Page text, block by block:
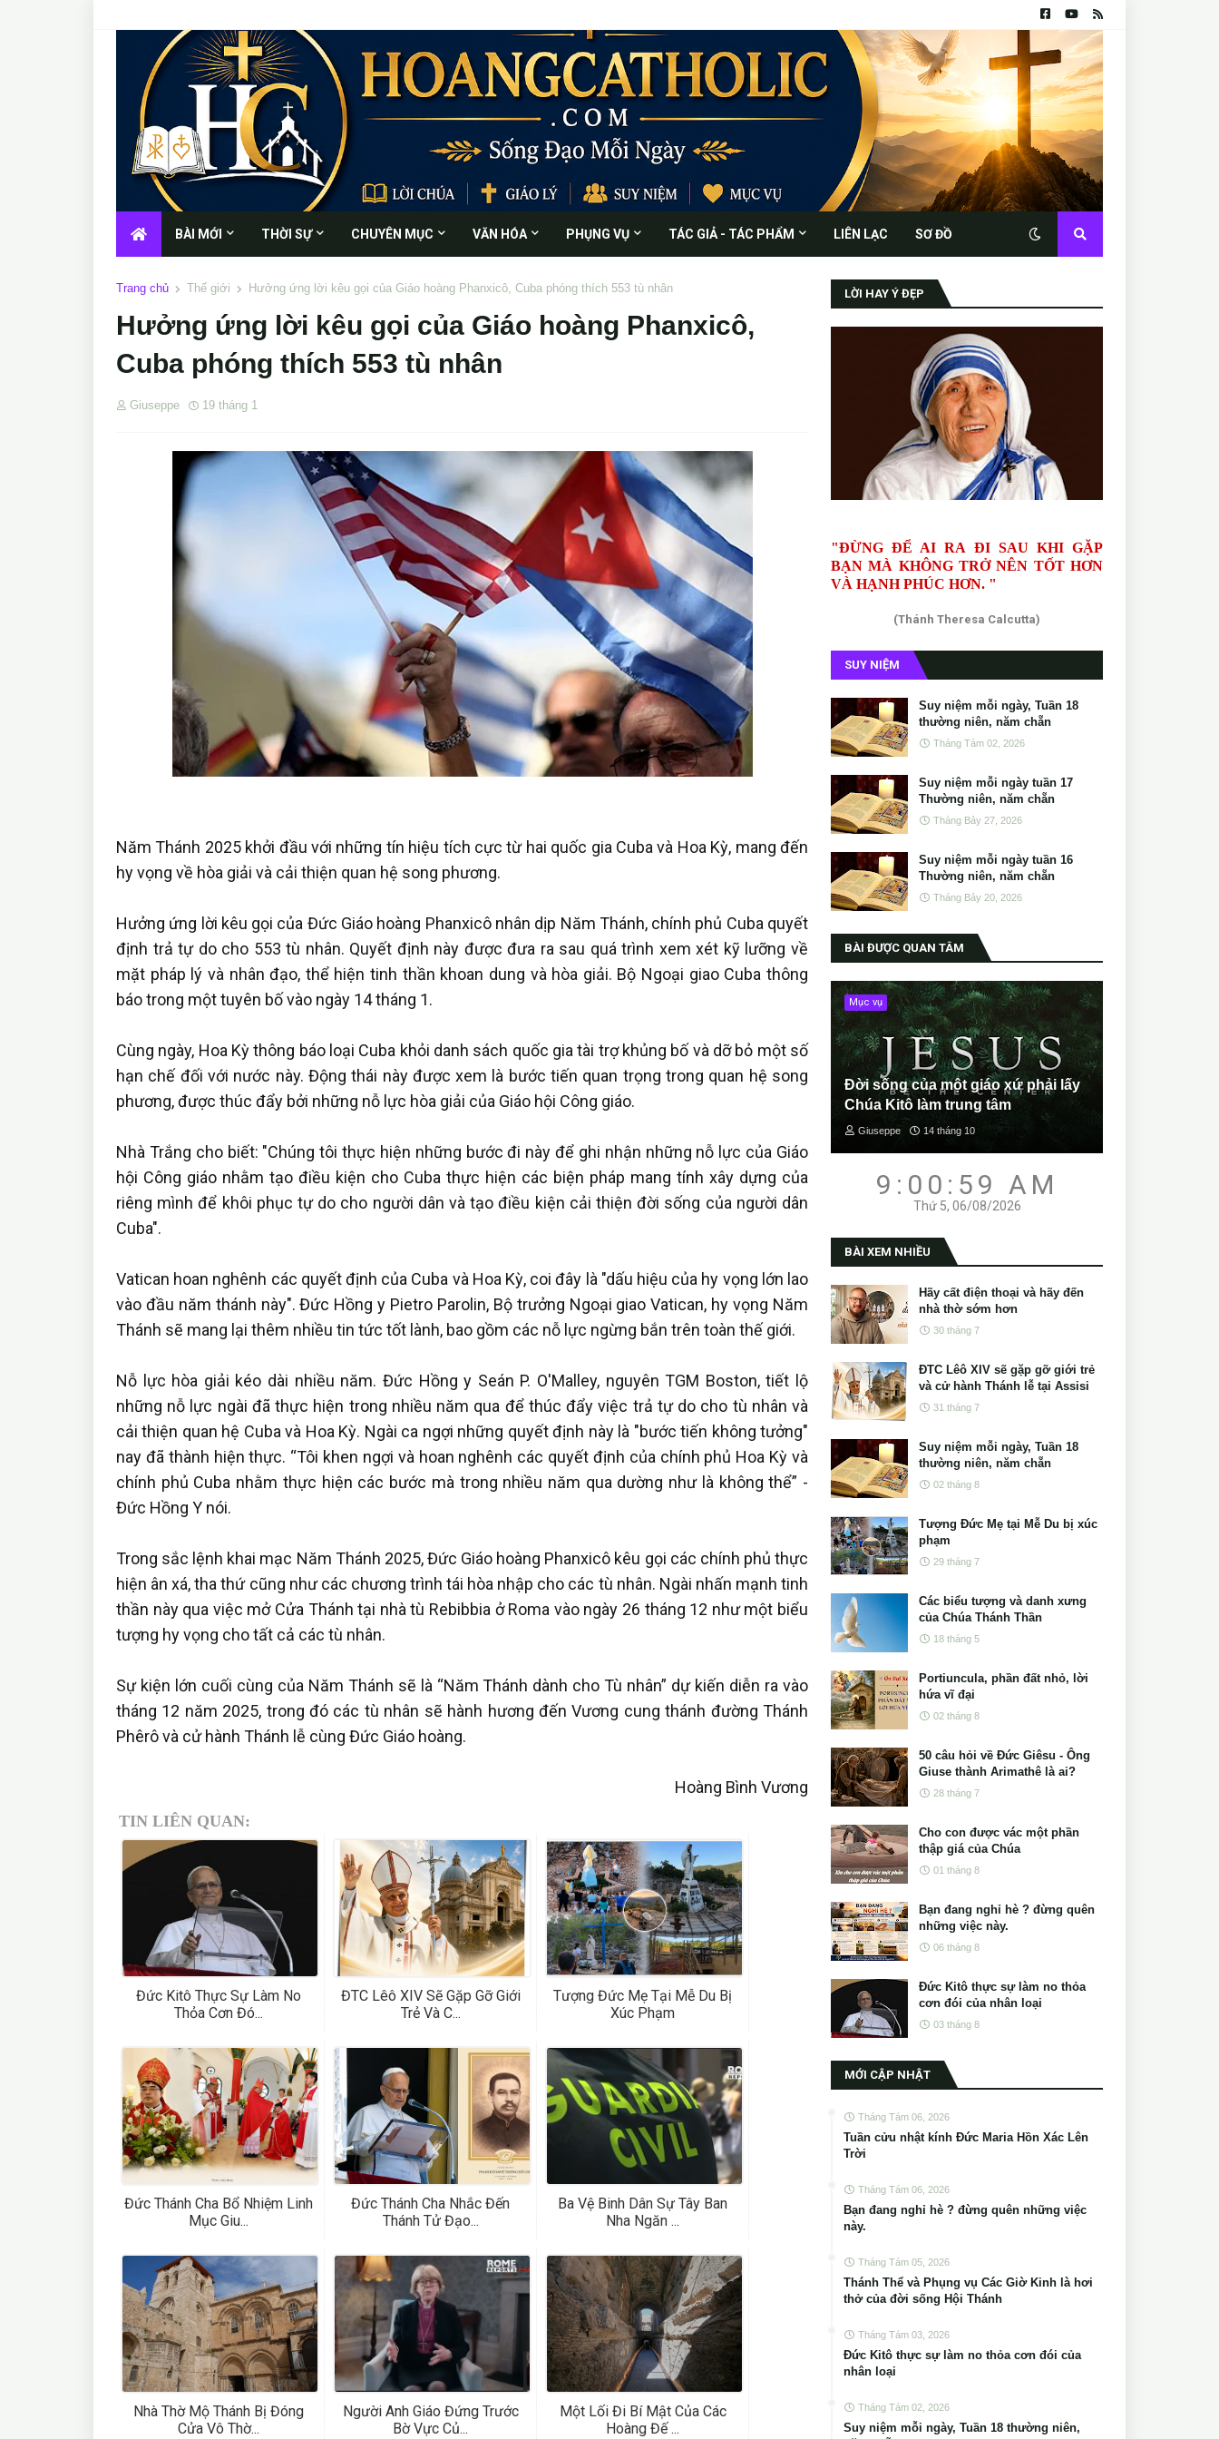
BÀI MỚI THỜI SỰ CHUYÊN MỤC VĂN HÓA PHỤNG VỤ TÁC GIẢ - TÁC PHẨM LIÊN LẠC SƠ ĐỒ
Trang chủ Thế giới Hưởng ứng lời kêu gọi của Giáo hoàng Phanxicô, Cuba phóng thích 553 tù nhân
Hưởng ứng lời kêu gọi của Giáo hoàng Phanxicô,
Cuba phóng thích 553 tù nhân
Giuseppe 19 tháng 1
Năm Thánh 2025 khởi đầu với những tín hiệu tích cực từ hai quốc gia Cuba và Hoa Kỳ, mang đến
hy vọng về hòa giải và cải thiện quan hệ song phương.
Hưởng ứng lời kêu gọi của Đức Giáo hoàng Phanxicô nhân dịp Năm Thánh, chính phủ Cuba quyết
định trả tự do cho 553 tù nhân. Quyết định này được đưa ra sau quá trình xem xét kỹ lưỡng về
mặt pháp lý và nhân đạo, thể hiện tinh thần khoan dung và hòa giải. Bộ Ngoại giao Cuba thông
báo trong một tuyên bố vào ngày 14 tháng 1.
Cùng ngày, Hoa Kỳ thông báo loại Cuba khỏi danh sách quốc gia tài trợ khủng bố và dỡ bỏ một số
hạn chế đối với nước này. Động thái này được xem là bước tiến quan trọng trong quan hệ song
phương, được thúc đẩy bởi những nỗ lực hòa giải của Giáo hội Công giáo.
Nhà Trắng cho biết: "Chúng tôi thực hiện những bước đi này để ghi nhận những nỗ lực của Giáo
hội Công giáo nhằm tạo điều kiện cho Cuba thực hiện các biện pháp mang tính xây dựng của
riêng mình để khôi phục tự do cho người dân và tạo điều kiện cải thiện đời sống của người dân
Cuba".
Vatican hoan nghênh các quyết định của Cuba và Hoa Kỳ, coi đây là "dấu hiệu của hy vọng lớn lao
vào đầu năm thánh này". Đức Hồng y Pietro Parolin, Bộ trưởng Ngoại giao Vatican, hy vọng Năm
Thánh sẽ mang lại thêm nhiều tin tức tốt lành, bao gồm các nỗ lực ngừng bắn trên toàn thế giới.
Nỗ lực hòa giải kéo dài nhiều năm. Đức Hồng y Seán P. O'Malley, nguyên TGM Boston, tiết lộ
những nỗ lực ngài đã thực hiện trong nhiều năm qua để thúc đẩy việc trả tự do cho tù nhân và
cải thiện quan hệ Cuba và Hoa Kỳ. Ngài ca ngợi những quyết định này là "bước tiến không tưởng"
nay đã thành hiện thực. “Tôi khen ngợi và hoan nghênh các quyết định của chính phủ Hoa Kỳ và
chính phủ Cuba nhằm thực hiện các bước mà trong nhiều năm qua dường như là không thể” -
Đức Hồng Y nói.
Trong sắc lệnh khai mạc Năm Thánh 2025, Đức Giáo hoàng Phanxicô kêu gọi các chính phủ thực
hiện ân xá, tha thứ cũng như các chương trình tái hòa nhập cho các tù nhân. Ngài nhấn mạnh tinh
thần này qua việc mở Cửa Thánh tại nhà tù Rebibbia ở Roma vào ngày 26 tháng 12 như một biểu
tượng hy vọng cho tất cả các tù nhân.
Sự kiện lớn cuối cùng của Năm Thánh sẽ là “Năm Thánh dành cho Tù nhân” dự kiến ​​diễn ra vào
tháng 12 năm 2025, trong đó các tù nhân sẽ hành hương đến Vương cung thánh đường Thánh
Phêrô và cử hành Thánh lễ cùng Đức Giáo hoàng.
Hoàng Bình Vương
TIN LIÊN QUAN:
Đức Kitô Thực Sự Làm No
Thỏa Cơn Đó...
ĐTC Lêô XIV Sẽ Gặp Gỡ Giới
Trẻ Và C...
Tượng Đức Mẹ Tại Mễ Du Bị
Xúc Phạm
Đức Thánh Cha Bổ Nhiệm Linh
Mục Giu...
Đức Thánh Cha Nhắc Đến
Thánh Tử Đạo...
Ba Vệ Binh Dân Sự Tây Ban
Nha Ngăn ...
Nhà Thờ Mộ Thánh Bị Đóng
Cửa Vô Thờ...
Người Anh Giáo Đứng Trước
Bờ Vực Củ...
Một Lối Đi Bí Mật Của Các
Hoàng Đế ...
LỜI HAY Ý ĐẸP
"ĐỪNG ĐỂ AI RA ĐI SAU KHI GẶP
BẠN MÀ KHÔNG TRỞ NÊN TỐT HƠN
VÀ HẠNH PHÚC HƠN. "
(Thánh Theresa Calcutta)
SUY NIỆM
Suy niệm mỗi ngày, Tuần 18
thường niên, năm chẵn
Tháng Tám 02, 2026
Suy niệm mỗi ngày tuần 17
Thường niên, năm chẵn
Tháng Bảy 27, 2026
Suy niệm mỗi ngày tuần 16
Thường niên, năm chẵn
Tháng Bảy 20, 2026
BÀI ĐƯỢC QUAN TÂM
Mục vụ
Đời sống của một giáo xứ phải lấy
Chúa Kitô làm trung tâm
Giuseppe 14 tháng 10
9:01:00 AM
Thứ 5, 06/08/2026
BÀI XEM NHIỀU
Hãy cất điện thoại và hãy đến
nhà thờ sớm hơn
30 tháng 7
ĐTC Lêô XIV sẽ gặp gỡ giới trẻ
và cử hành Thánh lễ tại Assisi
31 tháng 7
Suy niệm mỗi ngày, Tuần 18
thường niên, năm chẵn
02 tháng 8
Tượng Đức Mẹ tại Mễ Du bị xúc
phạm
29 tháng 7
Các biểu tượng và danh xưng
của Chúa Thánh Thần
18 tháng 5
Portiuncula, phần đất nhỏ, lời
hứa vĩ đại
02 tháng 8
50 câu hỏi về Đức Giêsu - Ông
Giuse thành Arimathê là ai?
28 tháng 7
Cho con được vác một phần
thập giá của Chúa
01 tháng 8
Bạn đang nghỉ hè ? đừng quên
những việc này.
06 tháng 8
Đức Kitô thực sự làm no thỏa
cơn đói của nhân loại
03 tháng 8
MỚI CẬP NHẬT
Tháng Tám 06, 2026
Tuần cửu nhật kính Đức Maria Hồn Xác Lên
Trời
Tháng Tám 06, 2026
Bạn đang nghỉ hè ? đừng quên những việc
này.
Tháng Tám 05, 2026
Thánh Thể và Phụng vụ Các Giờ Kinh là hơi
thở của đời sống Hội Thánh
Tháng Tám 03, 2026
Đức Kitô thực sự làm no thỏa cơn đói của
nhân loại
Tháng Tám 02, 2026
Suy niệm mỗi ngày, Tuần 18 thường niên,